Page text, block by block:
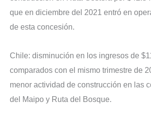
que en diciembre del 2021 entró en
de esta concesión.
Chile: disminución en los ingresos de
comparados con el mismo trimestre de
menor actividad de construcción en las
del Maipo y Ruta del Bosque.